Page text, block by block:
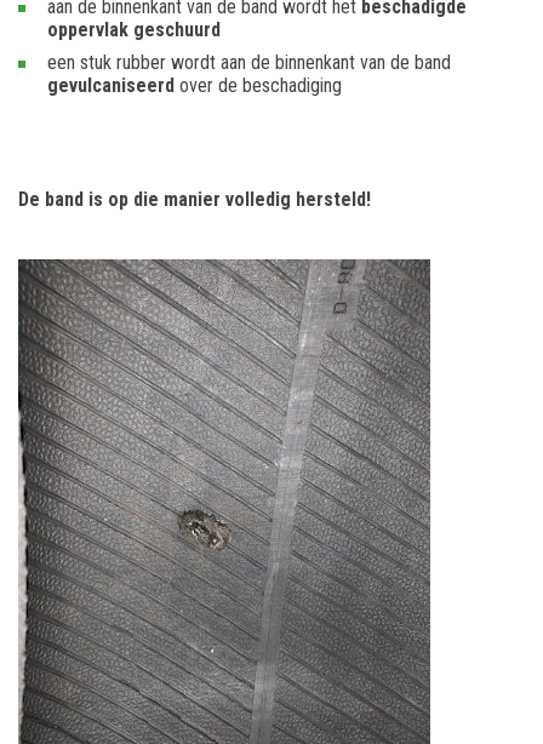
aan de binnenkant van de band wordt het beschadigde
oppervlak geschuurd
een stuk rubber wordt aan de binnenkant van de band
gevulcaniseerd over de beschadiging
De band is op die manier volledig hersteld!